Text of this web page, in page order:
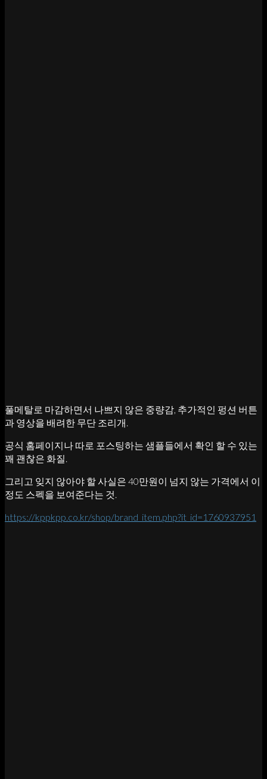
풀메탈로 마감하면서 나쁘지 않은 중량감, 추가적인 펑션 버튼
과 영상을 배려한 무단 조리개.
공식 홈페이지나 따로 포스팅하는 샘플들에서 확인 할 수 있는
꽤 괜찮은 화질.
그리고 잊지 않아야 할 사실은 40만원이 넘지 않는 가격에서 이
정도 스펙을 보여준다는 것.
https://kppkpp.co.kr/shop/brand_item.php?it_id=1760937951